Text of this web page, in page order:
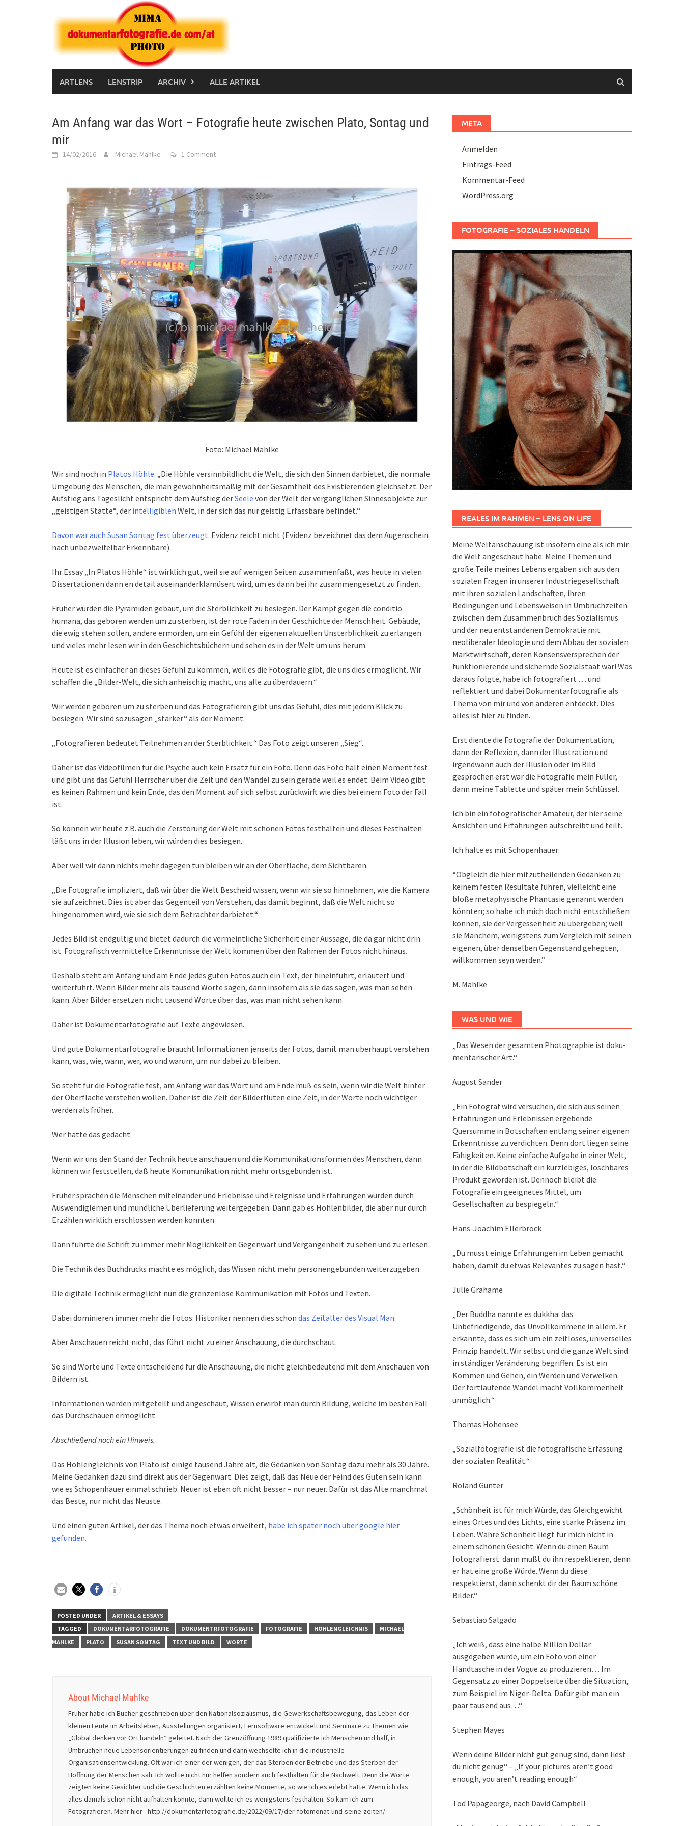
ARTLENS LENSTRIP ARCHIV ALLE ARTIKEL
Am Anfang war das Wort – Fotografie heute zwischen Plato, Sontag und
mir
14/02/2016 Michael Mahlke 1 Comment
Foto: Michael Mahlke
Wir sind noch in Platos Höhle: „Die Höhle versinnbildlicht die Welt, die sich den Sinnen darbietet, die normale
Umgebung des Menschen, die man gewohnheitsmäßig mit der Gesamtheit des Existierenden gleichsetzt. Der
Aufstieg ans Tageslicht entspricht dem Aufstieg derSeele von der Welt der vergänglichen Sinnesobjekte zur
„geistigen Stätte“, der intelligiblen Welt, in der sich das nur geistig Erfassbare befindet.“
Davon war auch Susan Sontag fest überzeugt. Evidenz reicht nicht (Evidenz bezeichnet das dem Augenschein
nach unbezweifelbar Erkennbare).
Ihr Essay „In Platos Höhle“ ist wirklich gut, weil sie auf wenigen Seiten zusammenfaßt, was heute in vielen
Dissertationen dann en detail auseinanderklamüsert wird, um es dann bei ihr zusammengesetzt zu finden.
Früher wurden die Pyramiden gebaut, um die Sterblichkeit zu besiegen. Der Kampf gegen die conditio
humana, das geboren werden um zu sterben, ist der rote Faden in der Geschichte der Menschheit. Gebäude,
die ewig stehen sollen, andere ermorden, um ein Gefühl der eigenen aktuellen Unsterblichkeit zu erlangen
und vieles mehr lesen wir in den Geschichtsbüchern und sehen es in der Welt um uns herum.
Heute ist es einfacher an dieses Gefühl zu kommen, weil es die Fotografie gibt, die uns dies ermöglicht. Wir
schaffen die „Bilder-Welt, die sich anheischig macht, uns alle zu überdauern.“
Wir werden geboren um zu sterben und das Fotografieren gibt uns das Gefühl, dies mit jedem Klick zu
besiegen. Wir sind sozusagen „stärker“ als der Moment.
„Fotografieren bedeutet Teilnehmen an der Sterblichkeit.“ Das Foto zeigt unseren „Sieg“.
Daher ist das Videofilmen für die Psyche auch kein Ersatz für ein Foto. Denn das Foto hält einen Moment fest
und gibt uns das Gefühl Herrscher über die Zeit und den Wandel zu sein gerade weil es endet. Beim Video gibt
es keinen Rahmen und kein Ende, das den Moment auf sich selbst zurückwirft wie dies bei einem Foto der Fall
ist.
So können wir heute z.B. auch die Zerstörung der Welt mit schönen Fotos festhalten und dieses Festhalten
läßt uns in der Illusion leben, wir würden dies besiegen.
Aber weil wir dann nichts mehr dagegen tun bleiben wir an der Oberfläche, dem Sichtbaren.
„Die Fotografie impliziert, daß wir über die Welt Bescheid wissen, wenn wir sie so hinnehmen, wie die Kamera
sie aufzeichnet. Dies ist aber das Gegenteil von Verstehen, das damit beginnt, daß die Welt nicht so
hingenommen wird, wie sie sich dem Betrachter darbietet.“
Jedes Bild ist endgültig und bietet dadurch die vermeintliche Sicherheit einer Aussage, die da gar nicht drin
ist. Fotografisch vermittelte Erkenntnisse der Welt kommen über den Rahmen der Fotos nicht hinaus.
Deshalb steht am Anfang und am Ende jedes guten Fotos auch ein Text, der hineinführt, erläutert und
weiterführt. Wenn Bilder mehr als tausend Worte sagen, dann insofern als sie das sagen, was man sehen
kann. Aber Bilder ersetzen nicht tausend Worte über das, was man nicht sehen kann.
Daher ist Dokumentarfotografie auf Texte angewiesen.
Und gute Dokumentarfotografie braucht Informationen jenseits der Fotos, damit man überhaupt verstehen
kann, was, wie, wann, wer, wo und warum, um nur dabei zu bleiben.
So steht für die Fotografie fest, am Anfang war das Wort und am Ende muß es sein, wenn wir die Welt hinter
der Oberfläche verstehen wollen. Daher ist die Zeit der Bilderfluten eine Zeit, in der Worte noch wichtiger
werden als früher.
Wer hätte das gedacht.
Wenn wir uns den Stand der Technik heute anschauen und die Kommunikationsformen des Menschen, dann
können wir feststellen, daß heute Kommunikation nicht mehr ortsgebunden ist.
Früher sprachen die Menschen miteinander und Erlebnisse und Ereignisse und Erfahrungen wurden durch
Auswendiglernen und mündliche Überlieferung weitergegeben. Dann gab es Höhlenbilder, die aber nur durch
Erzählen wirklich erschlossen werden konnten.
Dann führte die Schrift zu immer mehr Möglichkeiten Gegenwart und Vergangenheit zu sehen und zu erlesen.
Die Technik des Buchdrucks machte es möglich, das Wissen nicht mehr personengebunden weiterzugeben.
Die digitale Technik ermöglicht nun die grenzenlose Kommunikation mit Fotos und Texten.
Dabei dominieren immer mehr die Fotos. Historiker nennen dies schon das Zeitalter des Visual Man.
Aber Anschauen reicht nicht, das führt nicht zu einer Anschauung, die durchschaut.
So sind Worte und Texte entscheidend für die Anschauung, die nicht gleichbedeutend mit dem Anschauen von
Bildern ist.
Informationen werden mitgeteilt und angeschaut, Wissen erwirbt man durch Bildung, welche im besten Fall
das Durchschauen ermöglicht.
Abschließend noch ein Hinweis.
Das Höhlengleichnis von Plato ist einige tausend Jahre alt, die Gedanken von Sontag dazu mehr als 30 Jahre.
Meine Gedanken dazu sind direkt aus der Gegenwart. Dies zeigt, daß das Neue der Feind des Guten sein kann
wie es Schopenhauer einmal schrieb. Neuer ist eben oft nicht besser – nur neuer. Dafür ist das Alte manchmal
das Beste, nur nicht das Neuste.
Und einen guten Artikel, der das Thema noch etwas erweitert, habe ich später noch über google hier
gefunden.
POSTED UNDER
ARTIKEL & ESSAYS
TAGGED
DOKUMENTARFOTOGRAFIE DOKUMENTRFOTOGRAFIE FOTOGRAFIE HÖHLENGLEICHNIS
MICHAEL
MAHLKE
PLATO SUSAN SONTAG TEXT UND BILD WORTE
About Michael Mahlke
Früher habe ich Bücher geschrieben über den Nationalsozialismus, die Gewerkschaftsbewegung, das Leben der
kleinen Leute im Arbeitsleben, Ausstellungen organisiert, Lernsoftware entwickelt und Seminare zu Themen wie
„Global denken vor Ort handeln“ geleitet. Nach der Grenzöffnung 1989 qualifizierte ich Menschen und half, in
Umbrüchen neue Lebensorientierungen zu finden und dann wechselte ich in die industrielle
Organisationsentwicklung. Oft war ich einer der wenigen, der das Sterben der Betriebe und das Sterben der
Hoffnung der Menschen sah. Ich wollte nicht nur helfen sondern auch festhalten für die Nachwelt. Denn die Worte
zeigten keine Gesichter und die Geschichten erzählten keine Momente, so wie ich es erlebt hatte. Wenn ich das
alles damals schon nicht aufhalten konnte, dann wollte ich es wenigstens festhalten. So kam ich zum
Fotografieren. Mehr hier - http://dokumentarfotografie.de/2022/09/17/der-fotomonat-und-seine-zeiten/
META
Anmelden
Eintrags-Feed
Kommentar-Feed
WordPress.org
FOTOGRAFIE – SOZIALES HANDELN
REALES IM RAHMEN – LENS ON LIFE
Meine Weltanschauung ist insofern eine als ich mir
die Welt angeschaut habe. Meine Themen und
große Teile meines Lebens ergaben sich aus den
sozialen Fragen in unserer Industriegesellschaft
mit ihren sozialen Landschaften, ihren
Bedingungen und Lebensweisen in Umbruchzeiten
zwischen dem Zusammenbruch des Sozialismus
und der neu entstandenen Demokratie mit
neoliberaler Ideologie und dem Abbau der sozialen
Marktwirtschaft, deren Konsensversprechen der
funktionierende und sichernde Sozialstaat war! Was
daraus folgte, habe ich fotografiert … und
reflektiert und dabei Dokumentarfotografie als
Thema von mir und von anderen entdeckt. Dies
alles ist hier zu finden.
Erst diente die Fotografie der Dokumentation,
dann der Reflexion, dann der Illustration und
irgendwann auch der Illusion oder im Bild
gesprochen erst war die Fotografie mein Füller,
dann meine Tablette und später mein Schlüssel.
Ich bin ein fotografischer Amateur, der hier seine
Ansichten und Erfahrungen aufschreibt und teilt.
Ich halte es mit Schopenhauer:
“Obgleich die hier mitzutheilenden Gedanken zu
keinem festen Resultate führen, vielleicht eine
bloße metaphysische Phantasie genannt werden
könnten; so habe ich mich doch nicht entschließen
können, sie der Vergessenheit zu übergeben; weil
sie Manchem, wenigstens zum Vergleich mit seinen
eigenen, über denselben Gegenstand gehegten,
willkommen seyn werden.”
M. Mahlke
WAS UND WIE
„Das We­sen der ge­sam­ten Pho­to­gra­phie ist do­ku­
men­ta­ri­scher Art.“
August Sander
„Ein Fotograf wird versuchen, die sich aus seinen
Erfahrungen und Erlebnissen ergebende
Quersumme in Botschaften entlang seiner eigenen
Erkenntnisse zu verdichten. Denn dort liegen seine
Fähigkeiten. Keine einfache Aufgabe in einer Welt,
in der die Bildbotschaft ein kurzlebiges, löschbares
Produkt geworden ist. Dennoch bleibt die
Fotografie ein geeignetes Mittel, um
Gesellschaften zu bespiegeln.“
Hans-Joachim Ellerbrock
„Du musst einige Erfahrungen im Leben gemacht
haben, damit du etwas Relevantes zu sagen hast.“
Julie Grahame
„Der Buddha nannte es dukkha: das
Unbefriedigende, das Unvollkommene in allem. Er
erkannte, dass es sich um ein zeitloses, universelles
Prinzip handelt. Wir selbst und die ganze Welt sind
in ständiger Veränderung begriffen. Es ist ein
Kommen und Gehen, ein Werden und Verwelken.
Der fortlaufende Wandel macht Vollkommenheit
unmöglich.“
Thomas Hohensee
„Sozialfotografie ist die fotografische Erfassung
der sozialen Realität.“
Roland Günter
„Schönheit ist für mich Würde, das Gleichgewicht
eines Ortes und des Lichts, eine starke Präsenz im
Leben. Wahre Schönheit liegt für mich nicht in
einem schönen Gesicht. Wenn du einen Baum
fotografierst. dann mußt du ihn respektieren, denn
er hat eine große Würde. Wenn du diese
respektierst, dann schenkt dir der Baum schöne
Bilder.“
Sebastiao Salgado
„Ich weiß, dass eine halbe Million Dollar
ausgegeben wurde, um ein Foto von einer
Handtasche in der Vogue zu produzieren… Im
Gegensatz zu einer Doppelseite über die Situation,
zum Beispiel im Niger-Delta. Dafür gibt man ein
paar tausend aus…“
Stephen Mayes
Wenn deine Bilder nicht gut genug sind, dann liest
du nicht genug“ – „If your pictures aren’t good
enough, you aren’t reading enough“
Tod Papageorge, nach David Campbell